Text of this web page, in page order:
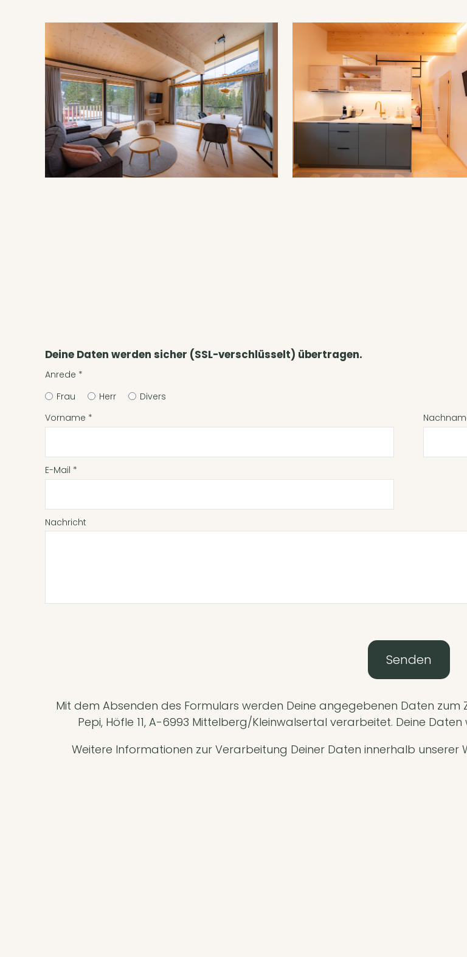
Deine Daten werden sicher (SSL-verschlüsselt) übertragen.
Anrede *
Frau
Herr
Divers
Vorname *
E-Mail *
Nachricht
Senden
Mit dem Absenden des Formulars werden Deine angegebenen Daten
Pepi, Höfle 11, A-6993 Mittelberg/Kleinwalsertal verarbeitet. Deine
Weitere Informationen zur Verarbeitung Deiner Daten innerhalb unserer